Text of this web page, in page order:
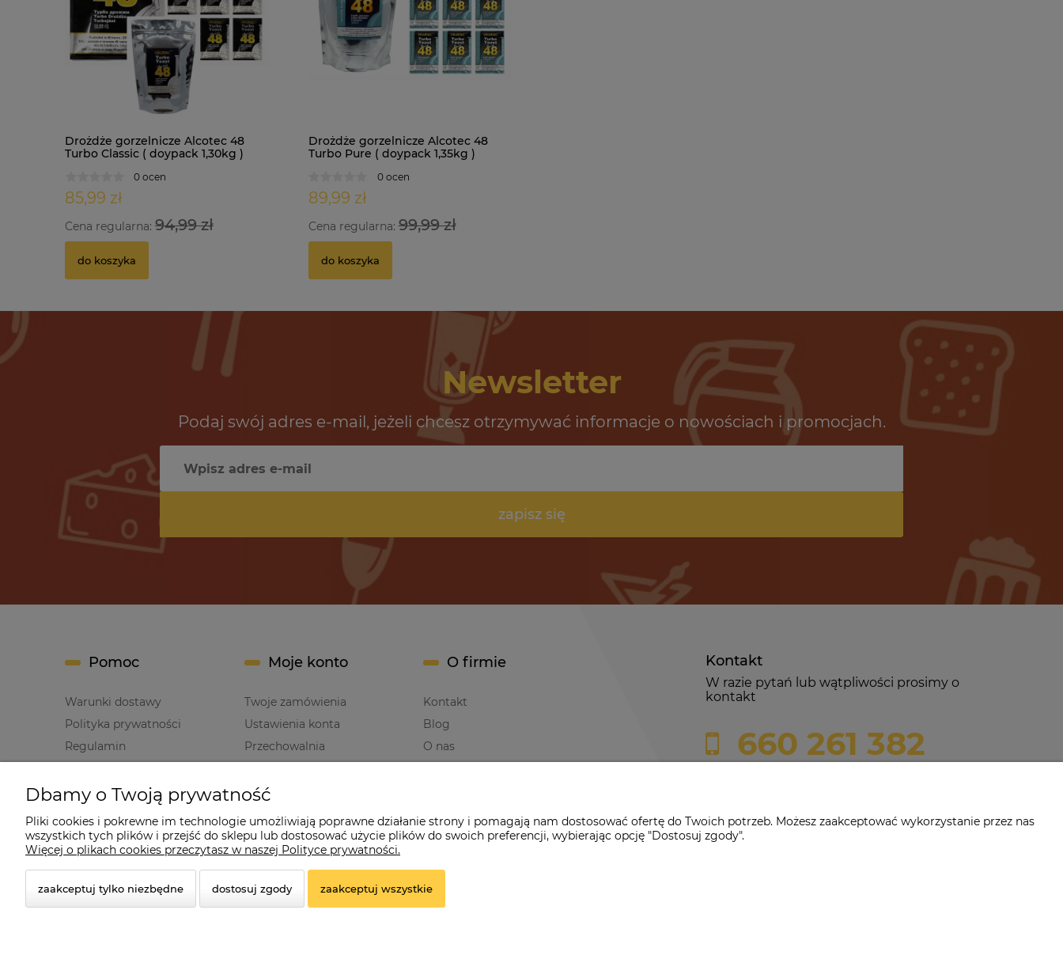
Drożdże gorzelnicze Alcotec 48
Turbo Classic ( doypack 1,30kg )
0 ocen
85,99 zł
Cena regularna: 94,99 zł
do koszyka
Drożdże gorzelnicze Alcotec 48
Turbo Pure ( doypack 1,35kg )
0 ocen
89,99 zł
Cena regularna:99,99 zł
do koszyka
Newsletter
Podaj swój adres e-mail, jeżeli chcesz otrzymywać informacje o nowościach i promocjach.
zapisz się
Kontakt
W razie pytań lub wątpliwości prosimy o
kontakt
660 261 382
Pomoc
Warunki dostawy
Polityka prywatności
Regulamin
Moje konto
Twoje zamówienia
Ustawienia konta
Przechowalnia
O firmie
Kontakt
Blog
O nas
Czerwona Dynia |ul. Konarskiego 9a| 66-200 Świebodzin |tel: 660-261-382
Dbamy o Twoją prywatność
Pliki cookies i pokrewne im technologie umożliwiają poprawne działanie strony i pomagają nam dostosować ofertę do Twoich potrzeb. Możesz zaakceptować wykorzystanie przez nas
wszystkich tych plików i przejść do sklepu lub dostosować użycie plików do swoich preferencji, wybierając opcję "Dostosuj zgody".
Więcej o plikach cookies przeczytasz w naszej Polityce prywatności.
zaakceptuj tylko niezbędne dostosuj zgody zaakceptuj wszystkie